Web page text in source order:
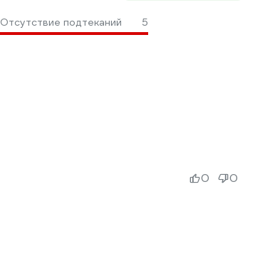
Отсутствие подтеканий 5
0 0